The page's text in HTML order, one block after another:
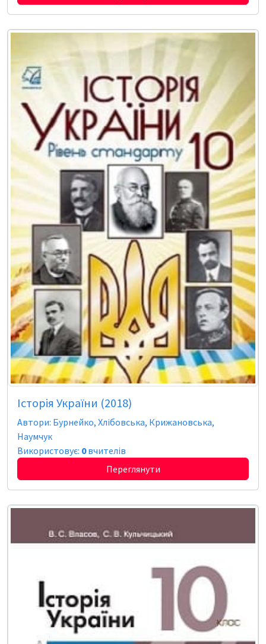
Історія України (2018)
Автори: Бурнейко, Хлібовська, Крижановська,
Наумчук
Використовує: 0вчителів
Переглянути